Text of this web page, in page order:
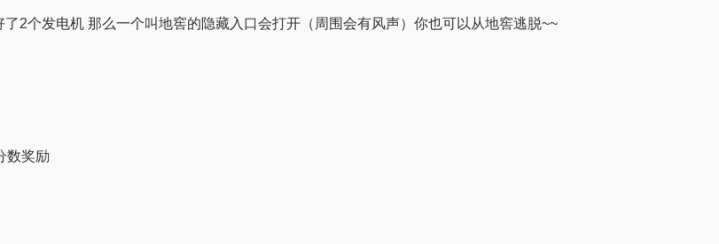
2个发电机 那么一个叫地窖的隐藏入口会打开（周围会有风声）你也可以从地窖逃脱~~
数奖励